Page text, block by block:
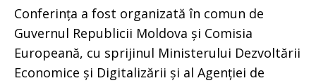
Conferința a fost organizată în comun de
Guvernul Republicii Moldova și Comisia
Europeană, cu sprijinul Ministerului Dezvoltării
Economice și Digitalizării și al Agenției de